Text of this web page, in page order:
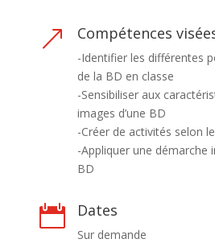
& Compétences
-Identifier les différentes
de la BD en classe
-Sensibiliser aux
images d’une BD
-Créer de activités selon
-Appliquer une démarche
BD
 Dates
Sur demande